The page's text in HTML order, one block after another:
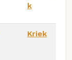
k
Kriek